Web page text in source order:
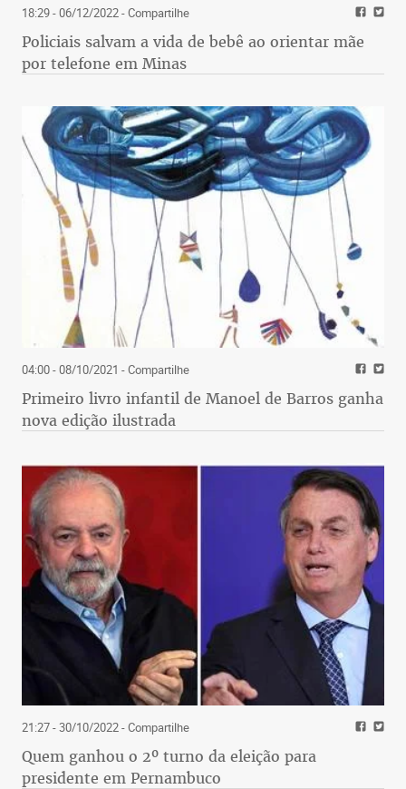
18:29 - 06/12/2022- Compartilhe
Policiais salvam a vida de bebê ao orientar mãe
por telefone em Minas
04:00 - 08/10/2021 - Compartilhe
Primeiro livro infantil de Manoel de Barros ganha
nova edição ilustrada
21:27 - 30/10/2022- Compartilhe
Quem ganhou o 2º turno da eleição para
presidente em Pernambuco